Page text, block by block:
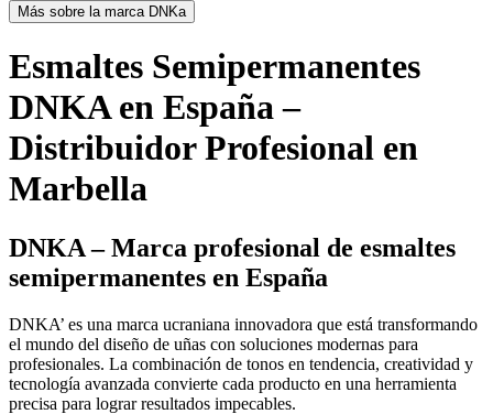
Más sobre la marca DNKa
Esmaltes Semipermanentes
DNKA en España –
Distribuidor Profesional en
Marbella
DNKA – Marca profesional de esmaltes
semipermanentes en España
DNKA’ es una marca ucraniana innovadora que está transformando
el mundo del diseño de uñas con soluciones modernas para
profesionales. La combinación de tonos en tendencia, creatividad y
tecnología avanzada convierte cada producto en una herramienta
precisa para lograr resultados impecables.